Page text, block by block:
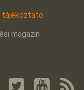
tájékoztató
magazin